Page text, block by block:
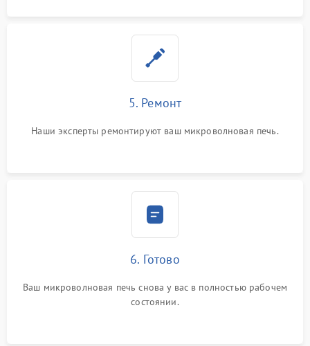
5. Ремонт
Наши эксперты ремонтируют ваш микроволновая печь.
6. Готово
Ваш микроволновая печь снова у вас в полностью рабочем
состоянии.